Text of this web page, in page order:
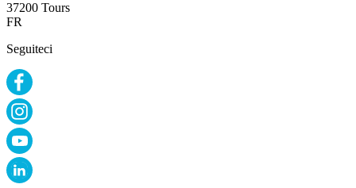
37200 Tours
FR
Seguiteci